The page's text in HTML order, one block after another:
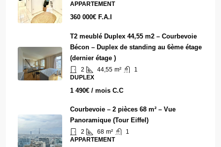
APPARTEMENT
360 000€ F.A.I
T2 meublé Duplex 44,55 m2 – Courbevoie
Bécon – Duplex de standing au 6ème étage
(dernier étage )
2 44,55 m²
1
DUPLEX
1 490€ / mois C.C
Courbevoie – 2 pièces 68 m² – Vue
Panoramique (Tour Eiffel)
2 68 m²
1
APPARTEMENT